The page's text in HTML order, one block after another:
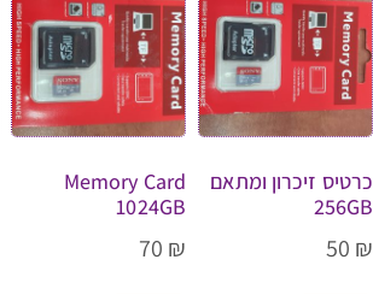
כרטיס זיכרון ומתאם
256GB
50 ₪
Memory Card
1024GB
70 ₪